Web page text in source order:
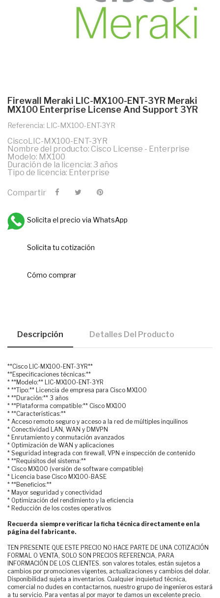
Firewall Meraki LIC-MX100-ENT-3YR Meraki
MX100 Enterprise License And Support 3YR
Referencia: LIC-MX100-ENT-3YR
CiscoLIC-MX100-ENT-3YR
Nombre del producto: Cisco License - Enterprise
Modelo: MX100
Duración de la licencia: 3 años
Tipo de licencia: Enterprise
Compartir
Solicita el precio via WhatsApp
Solicita tu cotización
Cómo comprar
Descripción Detalles Del Producto
**Cisco LIC-MX100-ENT-3YR**
**Especificaciones técnicas:**
* **Modelo:** LIC-MX100-ENT-3YR
* **Tipo:** Licencia de empresa para Cisco MX100
* **Duración:** 3 años
* **Plataforma compatible:** Cisco MX100
* **Características:**
* Acceso remoto seguro y acceso a la red de múltiples inquilinos
* Conectividad LAN, WAN y DMVPN
* Enrutamiento y conmutación avanzados
* Optimización de WAN y aplicaciones
* Seguridad integrada con firewall, VPN e inspección de contenido
* **Requisitos del sistema:**
* Cisco MX100 (versión de software compatible)
* Licencia base Cisco MX100-BASE
* **Beneficios:**
* Mayor seguridad y conectividad
* Optimización del rendimiento y la eficiencia
* Reducción de los costes operativos
Recuerda siempre verificar la ficha técnica directamente en la
página del fabricante.
TEN PRESENTE QUE ESTE PRECIO NO HACE PARTE DE UNA COTIZACIÓN
FORMAL O VENTA, SOLO SON PRECIOS REFERENCIA, PARA
INFORMACIÓN DE LOS CLIENTES. son valores totales, están sujetos a
cambios por promociones vigentes, actualizaciones y cambios del dolar.
Disponibilidad sujeta a inventarios. Cualquier inquietud técnica,
comercial no dudes en contactarnos, nuestro grupo de ingenieros estará
a tu servicio. Para ventas al por mayor te damos un excelente precio.